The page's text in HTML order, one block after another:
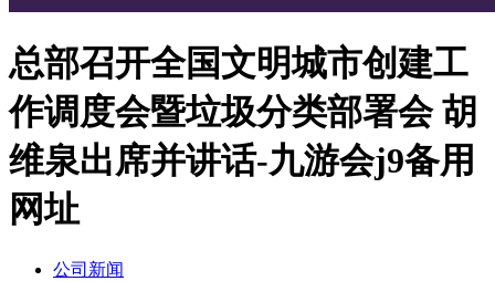
总部召开全国文明城市创建工
作调度会暨垃圾分类部署会 胡
维泉出席并讲话-九游会j9备用
网址
公司新闻